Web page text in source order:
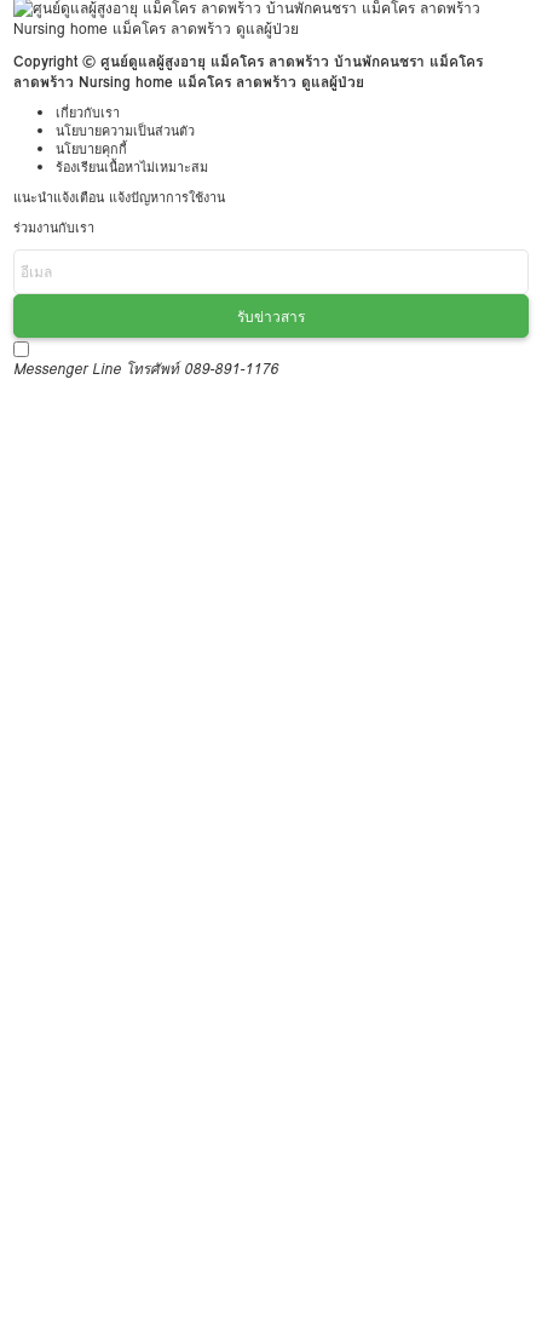
Copyright © ศูนย์ดูแลผู้สูงอายุ แม็คโคร ลาดพร้าว บ้านพักคนชรา แม็คโคร
ลาดพร้าว Nursing home แม็คโคร ลาดพร้าว ดูแลผู้ป่วย
เกี่ยวกับเรา
นโยบายความเป็นส่วนตัว
นโยบายคุกกี้
ร้องเรียนเนื้อหาไม่เหมาะสม
แนะนำแจ้งเตือน แจ้งปัญหาการใช้งาน
ร่วมงานกับเรา
รับข่าวสาร
Messenger Line โทรศัพท์ 089-891-1176